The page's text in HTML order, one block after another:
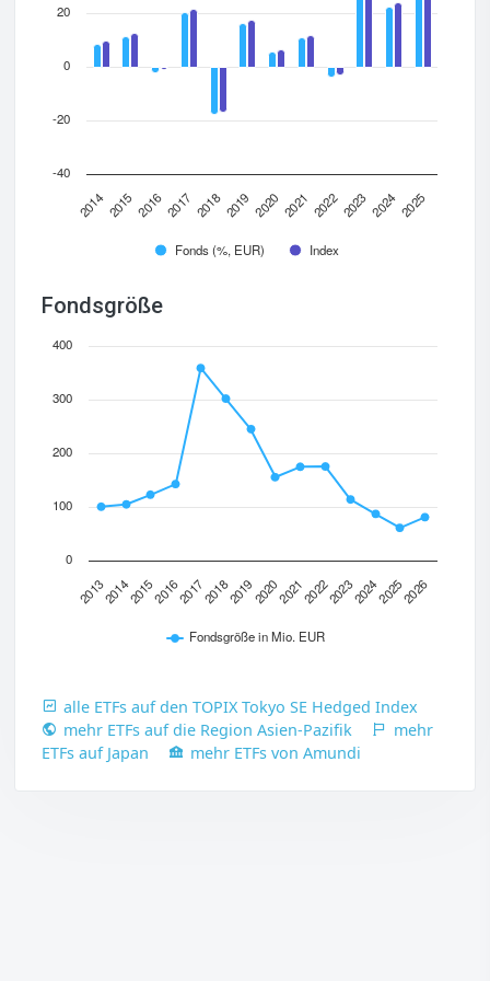
Fonds (%, EUR) Index
20142015 20162017 20182019 2020 2021 2022202320242025
-40
-20
0
20
Fondsgröße
Fondsgröße in Mio. EUR
2013 2015 2017 2019 2021 2023 2025
2014 2016 2018 2020 2022 2024 2026
0
100
200
300
400
alle ETFs auf den TOPIX Tokyo SE Hedged Index
mehr ETFs auf die Region Asien-Pazifik
mehr
ETFs auf Japan
mehr ETFs von Amundi